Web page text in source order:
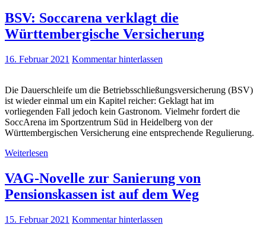
BSV: Soccarena verklagt die
Württembergische Versicherung
16. Februar 2021 Kommentar hinterlassen
Die Dauerschleife um die Betriebsschließungsversicherung (BSV)
ist wieder einmal um ein Kapitel reicher: Geklagt hat im
vorliegenden Fall jedoch kein Gastronom. Vielmehr fordert die
SoccArena im Sportzentrum Süd in Heidelberg von der
Württembergischen Versicherung eine entsprechende Regulierung.
Weiterlesen
VAG-Novelle zur Sanierung von
Pensionskassen ist auf dem Weg
15. Februar 2021 Kommentar hinterlassen